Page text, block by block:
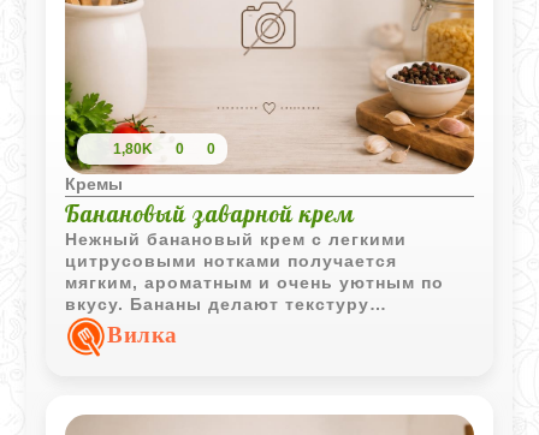
1,80K 0 0
Кремы
Банановый заварной крем
Нежный банановый крем с легкими
цитрусовыми нотками получается
мягким, ароматным и очень уютным по
вкусу. Бананы делают текстуру
кремовой, а изюм добавляет приятную
сладость и насыщенность.
Вилка